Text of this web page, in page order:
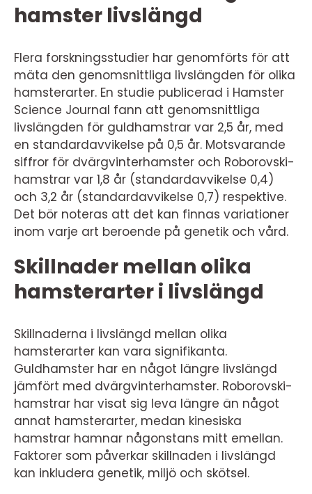
hamster livslängd
Flera forskningsstudier har genomförts för att
mäta den genomsnittliga livslängden för olika
hamsterarter. En studie publicerad i Hamster
Science Journal fann att genomsnittliga
livslängden för guldhamstrar var 2,5 år, med
en standardavvikelse på 0,5 år. Motsvarande
siffror för dvärgvinterhamster och Roborovski-
hamstrar var 1,8 år (standardavvikelse 0,4)
och 3,2 år (standardavvikelse 0,7) respektive.
Det bör noteras att det kan finnas variationer
inom varje art beroende på genetik och vård.
Skillnader mellan olika
hamsterarter i livslängd
Skillnaderna i livslängd mellan olika
hamsterarter kan vara signifikanta.
Guldhamster har en något längre livslängd
jämfört med dvärgvinterhamster. Roborovski-
hamstrar har visat sig leva längre än något
annat hamsterarter, medan kinesiska
hamstrar hamnar någonstans mitt emellan.
Faktorer som påverkar skillnaden i livslängd
kan inkludera genetik, miljö och skötsel.